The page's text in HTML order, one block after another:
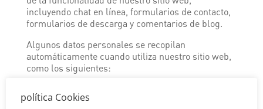
incluyendo chat en línea, formularios de contacto,
formularios de descarga y comentarios de blog.
Algunos datos personales se recopilan
automáticamente cuando utiliza nuestro sitio web,
como los siguientes:
dirección IP
política Cookies